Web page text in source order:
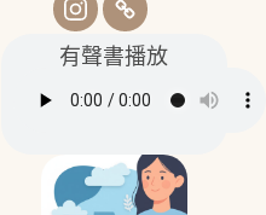
有聲書播放